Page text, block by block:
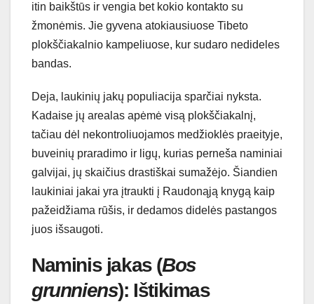
itin baikštūs ir vengia bet kokio kontakto su
žmonėmis. Jie gyvena atokiausiuose Tibeto
plokščiakalnio kampeliuose, kur sudaro nedideles
bandas.
Deja, laukinių jakų populiacija sparčiai nyksta.
Kadaise jų arealas apėmė visą plokščiakalnį,
tačiau dėl nekontroliuojamos medžioklės praeityje,
buveinių praradimo ir ligų, kurias perneša naminiai
galvijai, jų skaičius drastiškai sumažėjo. Šiandien
laukiniai jakai yra įtraukti į Raudonąją knygą kaip
pažeidžiama rūšis, ir dedamos didelės pastangos
juos išsaugoti.
Naminis jakas (Bos
grunniens): Ištikimas